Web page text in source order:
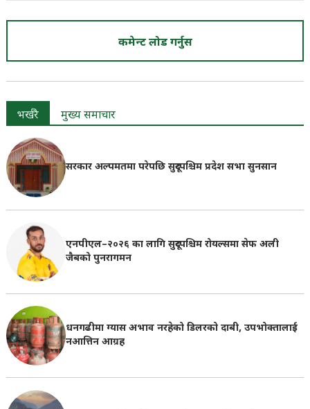
कमेन्ट लोड गर्नुस
भर्खरै मुख्य समाचार
सरकार अल्पमतमा परेपछि सुदूरपश्चिम प्रदेश सभा सुनसान
एनपीएल–२०२६ का लागि सुदूरपश्चिम रोयल्समा सेफ अली
जैबको पुनरागमन
धनगढीमा ग्यास अभाव नरहेको डिलरको दाबी, उपभोक्तालाई
नआत्तिन आग्रह